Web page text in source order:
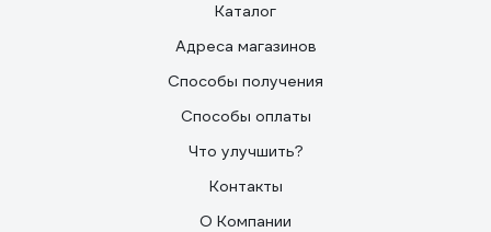
Каталог
Адреса магазинов
Способы получения
Способы оплаты
Что улучшить?
Контакты
О Компании